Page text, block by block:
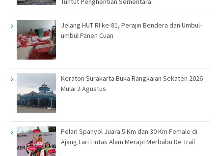
Jelang HUT RI ke-81, Perajin Bendera dan Umbul-
umbul Panen Cuan
Keraton Surakarta Buka Rangkaian Sekaten 2026
Mulai 2 Agustus
Pelari Spanyol Juara 5 Km dan 30 Km Female di
Ajang Lari Lintas Alam Merapi Merbabu De Trail